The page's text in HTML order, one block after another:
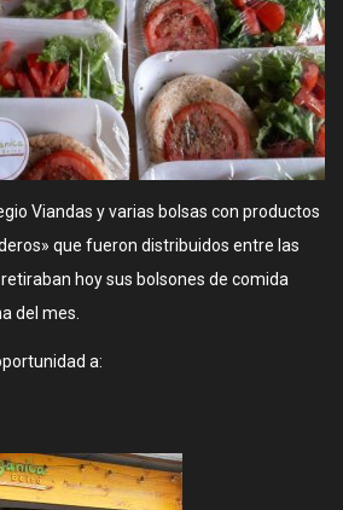
Viandas y varias bolsas con productos
que fueron distribuidos entre las
hoy sus bolsones de comida
del mes.
a: